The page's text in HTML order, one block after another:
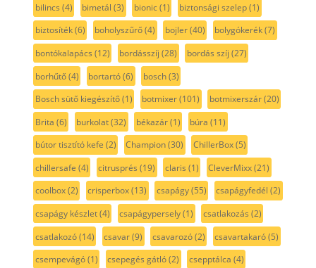
bilincs (4) bimetál (3) bionic(1) biztonsági szelep(1)
biztosíték(6) boholyszűrő(4) bojler(40) bolygókerék(7)
bontókalapács (12) bordásszíj (28) bordás szíj (27)
borhűtő(4) bortartó(6) bosch(3)
Bosch sütő kiegészítő(1) botmixer(101) botmixerszár(20)
Brita (6) burkolat(32) békazár(1) búra (11)
bútor tisztító kefe (2) Champion(30) ChillerBox(5)
chillersafe (4) citrusprés (19) claris (1) CleverMixx(21)
coolbox(2) crisperbox(13) csapágy(55) csapágyfedél (2)
csapágy készlet(4) csapágypersely(1) csatlakozás (2)
csatlakozó(14) csavar(9) csavarozó(2) csavartakaró(5)
csempevágó(1) csepegés gátló(2) csepptálca (4)